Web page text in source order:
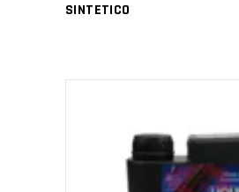
SINTETICO